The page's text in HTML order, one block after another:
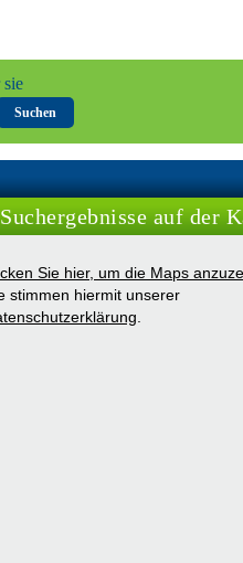
Suchen
Suchergebnisse auf der
Sie hier, um die Maps
stimmen hiermit unserer